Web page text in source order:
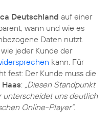
Deutschland auf einer
wann und wie es
Daten nutzt.
jeder Kunde der
kann. Für
fest: Der Kunde muss die
: „Diesen Standpunkt
unterscheidet uns deutlich
Online-Player“.